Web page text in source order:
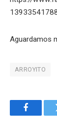
Aguardamos
ARROYITO